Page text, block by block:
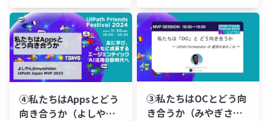
④私たちはAppsとどう
向き合うか（よしやん
③私たちはOCとどう向
き合うか（みやぎさ